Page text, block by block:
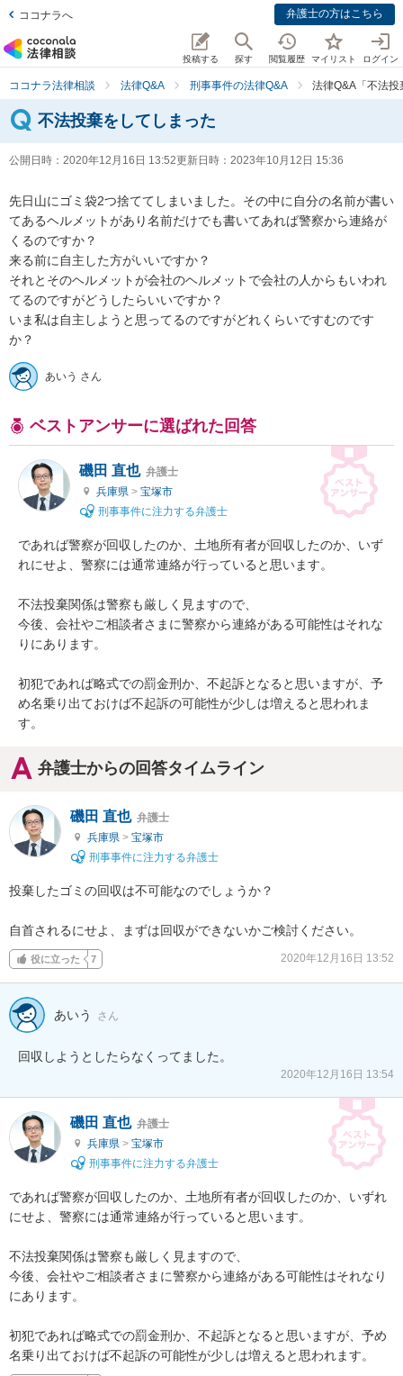
ココナラへ 弁護士の方はこちら
投稿する 探す 閲覧履歴 マイリスト ログイン
ココナラ法律相談 法律Q&A 刑事事件の法律Q&A 法律Q&A「不法
不法投棄をしてしまった
公開日時： 2020年12月16日 13:52更新日時： 2023年10月12日 15:36
先日山にゴミ袋2つ捨ててしまいました。その中に自分の名前が書い
てあるヘルメットがあり名前だけでも書いてあれば警察から連絡が
くるのですか？
来る前に自主した方がいいですか？
それとそのヘルメットが会社のヘルメットで会社の人からもいわれ
てるのですがどうしたらいいですか？
いま私は自主しようと思ってるのですがどれくらいですむのです
か？
あいう さん
ベストアンサーに選ばれた回答
磯田 直也 弁護士
兵庫県 > 宝塚市
刑事事件に注力する弁護士
であれば警察が回収したのか、土地所有者が回収したのか、いず
れにせよ、警察には通常連絡が行っていると思います。
不法投棄関係は警察も厳しく見ますので、
今後、会社やご相談者さまに警察から連絡がある可能性はそれな
りにあります。
初犯であれば略式での罰金刑か、不起訴となると思いますが、予
め名乗り出ておけば不起訴の可能性が少しは増えると思われま
す。
弁護士からの回答タイムライン
磯田 直也 弁護士
兵庫県 > 宝塚市
刑事事件に注力する弁護士
投棄したゴミの回収は不可能なのでしょうか？
自首されるにせよ、まずは回収ができないかご検討ください。
役に立った 7 2020年12月16日 13:52
あいう さん
回収しようとしたらなくってました。
2020年12月16日 13:54
磯田 直也 弁護士
兵庫県 > 宝塚市
刑事事件に注力する弁護士
であれば警察が回収したのか、土地所有者が回収したのか、いずれ
にせよ、警察には通常連絡が行っていると思います。
不法投棄関係は警察も厳しく見ますので、
今後、会社やご相談者さまに警察から連絡がある可能性はそれなり
にあります。
初犯であれば略式での罰金刑か、不起訴となると思いますが、予め
名乗り出ておけば不起訴の可能性が少しは増えると思われます。